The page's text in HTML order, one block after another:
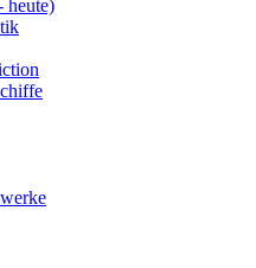
heute)